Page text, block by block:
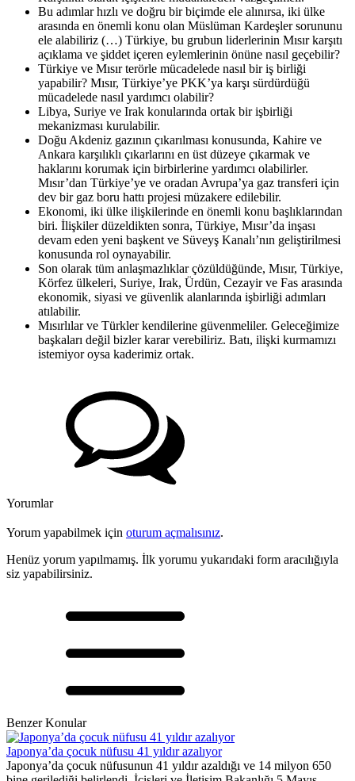
Bu adımlar hızlı ve doğru bir biçimde ele alınırsa, iki ülke
arasında en önemli konu olan Müslüman Kardeşler sorununu
ele alabiliriz (…) Türkiye, bu grubun liderlerinin Mısır karşıtı
açıklama ve şiddet içeren eylemlerinin önüne nasıl geçebilir?
Türkiye ve Mısır terörle mücadelede nasıl bir iş birliği
yapabilir? Mısır, Türkiye’ye PKK’ya karşı sürdürdüğü
mücadelede nasıl yardımcı olabilir?
Libya, Suriye ve Irak konularında ortak bir işbirliği
mekanizması kurulabilir.
Doğu Akdeniz gazının çıkarılması konusunda, Kahire ve
Ankara karşılıklı çıkarlarını en üst düzeye çıkarmak ve
haklarını korumak için birbirlerine yardımcı olabilirler.
Mısır’dan Türkiye’ye ve oradan Avrupa’ya gaz transferi için
dev bir gaz boru hattı projesi müzakere edilebilir.
Ekonomi, iki ülke ilişkilerinde en önemli konu başlıklarından
biri. İlişkiler düzeldikten sonra, Türkiye, Mısır’da inşası
devam eden yeni başkent ve Süveyş Kanalı’nın geliştirilmesi
konusunda rol oynayabilir.
Son olarak tüm anlaşmazlıklar çözüldüğünde, Mısır, Türkiye,
Körfez ülkeleri, Suriye, Irak, Ürdün, Cezayir ve Fas arasında
ekonomik, siyasi ve güvenlik alanlarında işbirliği adımları
atılabilir.
Mısırlılar ve Türkler kendilerine güvenmeliler. Geleceğimize
başkaları değil bizler karar verebiliriz. Batı, ilişki kurmamızı
istemiyor oysa kaderimiz ortak.
Yorumlar
Yorum yapabilmek için oturum açmalısınız.
Henüz yorum yapılmamış. İlk yorumu yukarıdaki form aracılığıyla
siz yapabilirsiniz.
Benzer Konular
Japonya’da çocuk nüfusu 41 yıldır azalıyor
Japonya’da çocuk nüfusunun 41 yıldır azaldığı ve 14 milyon 650